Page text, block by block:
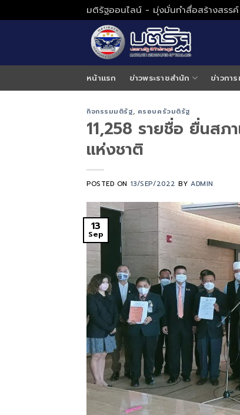
to
มติรัฐออนไลน์ - มุ่งมั่นทำสื่อสร้างสรร
หน้าแรก ข่าวพระราชสำนัก ข่าวกา
กิจกรรมมติรัฐ, ครอบครัวมติรัฐ
11,258 รายชื่อ ยื่นสภ
แห่งชาติ
POSTED ON 13/SEP/2022 BYADMIN
13
Sep